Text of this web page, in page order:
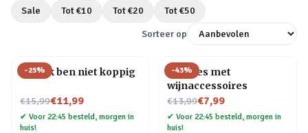
Sale Tot €10 Tot €20 Tot €50
Sorteer op
-25%
Mok Ik ben niet koppig
€15,99
Nu voor€11,99
✔ Voor 22:45 besteld, morgen in
huis!
-43%
Wijnfles met
wijnaccessoires
€13,99
Nu voor€7,99
✔ Voor 22:45 besteld, morgen in
huis!